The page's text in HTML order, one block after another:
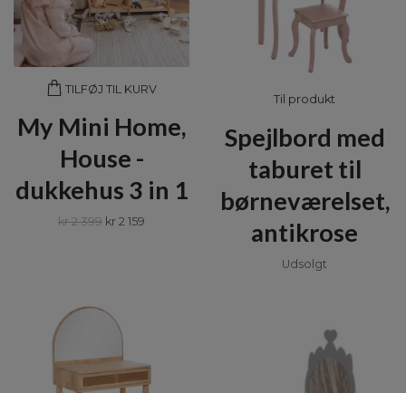
TILFØJ TIL KURV
My Mini Home,
House -
dukkehus 3 in 1
kr 2 399 kr 2 159
Til produkt
Spejlbord med
taburet til
børneværelset,
antikrose
Udsolgt